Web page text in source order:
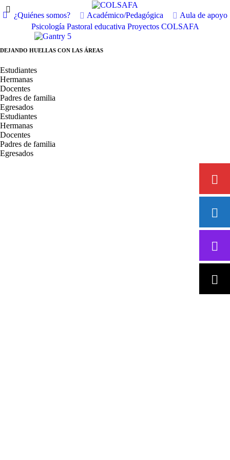
¿Quiénes somos? Académico/Pedagógica
Aula de apoyo
Psicología Pastoral educativa Proyectos COLSAFA
DEJANDO HUELLAS CON LAS ÁREAS
Estudiantes
Hermanas
Docentes
Padres de familia
Egresados
Estudiantes
Hermanas
Docentes
Padres de familia
Egresados